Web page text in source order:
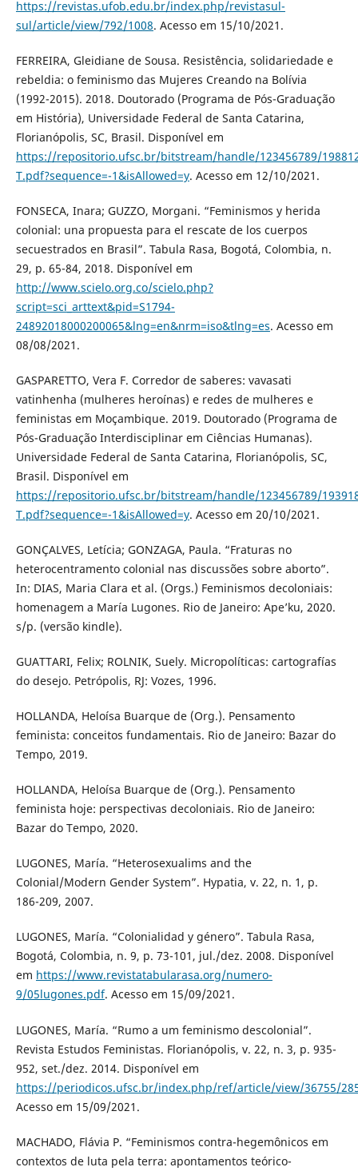
https://revistas.ufob.edu.br/index.php/revistasul-
sul/article/view/792/1008. Acesso em 15/10/2021.
FERREIRA, Gleidiane de Sousa. Resistência, solidariedade e
rebeldia: o feminismo das Mujeres Creando na Bolívia
(1992-2015). 2018. Doutorado (Programa de Pós-Graduação
em História), Universidade Federal de Santa Catarina,
Florianópolis, SC, Brasil. Disponível em
https://repositorio.ufsc.br/bitstream/handle/123456789/
T.pdf?sequence=-1&isAllowed=y. Acesso em 12/10/2021.
FONSECA, Inara; GUZZO, Morgani. “Feminismos y herida
colonial: una propuesta para el rescate de los cuerpos
secuestrados en Brasil”. Tabula Rasa, Bogotá, Colombia, n.
29, p. 65-84, 2018. Disponível em
http://www.scielo.org.co/scielo.php?
script=sci_arttext&pid=S1794-
24892018000200065&lng=en&nrm=iso&tlng=es. Acesso em
08/08/2021.
GASPARETTO, Vera F. Corredor de saberes: vavasati
vatinhenha (mulheres heroínas) e redes de mulheres e
feministas em Moçambique. 2019. Doutorado (Programa de
Pós-Graduação Interdisciplinar em Ciências Humanas).
Universidade Federal de Santa Catarina, Florianópolis, SC,
Brasil. Disponível em
https://repositorio.ufsc.br/bitstream/handle/123456789/
T.pdf?sequence=-1&isAllowed=y. Acesso em 20/10/2021.
GONÇALVES, Letícia; GONZAGA, Paula. “Fraturas no
heterocentramento colonial nas discussões sobre aborto”.
In: DIAS, Maria Clara et al. (Orgs.) Feminismos decoloniais:
homenagem a María Lugones. Rio de Janeiro: Ape’ku, 2020.
s/p. (versão kindle).
GUATTARI, Felix; ROLNIK, Suely. Micropolíticas: cartografías
do desejo. Petrópolis, RJ: Vozes, 1996.
HOLLANDA, Heloísa Buarque de (Org.). Pensamento
feminista: conceitos fundamentais. Rio de Janeiro: Bazar do
Tempo, 2019.
HOLLANDA, Heloísa Buarque de (Org.). Pensamento
feminista hoje: perspectivas decoloniais. Rio de Janeiro:
Bazar do Tempo, 2020.
LUGONES, María. “Heterosexualims and the
Colonial/Modern Gender System”. Hypatia, v. 22, n. 1, p.
186-209, 2007.
LUGONES, María. “Colonialidad y género”. Tabula Rasa,
Bogotá, Colombia, n. 9, p. 73-101, jul./dez. 2008. Disponível
em https://www.revistatabularasa.org/numero-
9/05lugones.pdf. Acesso em 15/09/2021.
LUGONES, María. “Rumo a um feminismo descolonial”.
Revista Estudos Feministas. Florianópolis, v. 22, n. 3, p. 935-
952, set./dez. 2014. Disponível em
https://periodicos.ufsc.br/index.php/ref/article/view/36755/
Acesso em 15/09/2021.
MACHADO, Flávia P. “Feminismos contra-hegemônicos em
contextos de luta pela terra: apontamentos teórico-